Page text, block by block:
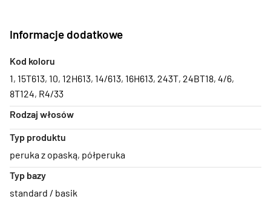
Informacje dodatkowe
Kod koloru
1, 15T613, 10, 12H613, 14/613, 16H613, 243T, 24BT18, 4/6,
8T124, R4/33
Rodzaj włosów
Typ produktu
peruka z opaską, półperuka
Typ bazy
standard / basik